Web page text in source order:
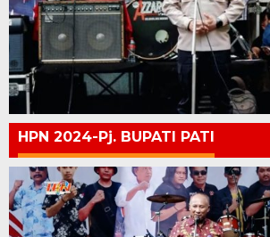
HPN 2024-Pj. BUPATI PATI